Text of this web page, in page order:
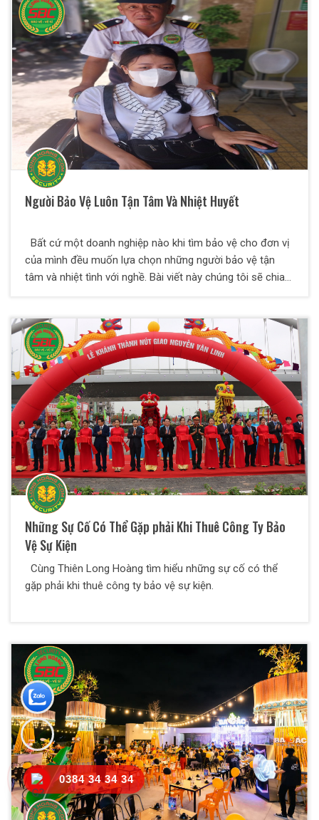
Người Bảo Vệ Luôn Tận Tâm Và Nhiệt Huyết
Bất cứ một doanh nghiệp nào khi tìm bảo vệ cho đơn vị
của mình đều muốn lựa chọn những người bảo vệ tận
tâm và nhiệt tình với nghề. Bài viết này chúng tôi sẽ chia
chọn cho mình những nhân viên bảo vệ chất lượng nhất.
Những Sự Cố Có Thể Gặp phải Khi Thuê Công Ty Bảo
Vệ Sự Kiện
Cùng Thiên Long Hoàng tìm hiểu những sự cố có thể
gặp phải khi thuê công ty bảo vệ sự kiện.
0384 34 34 34